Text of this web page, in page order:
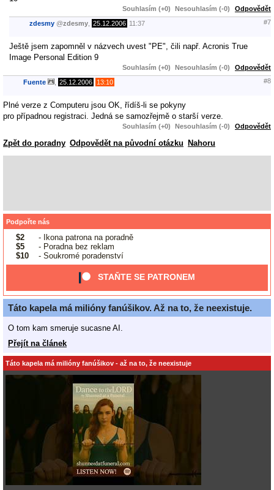
Souhlasím (+0) Nesouhlasím (-0) Odpovědět
zdesmy @zdesmy 25.12.2006 11:37 #7
Ještě jsem zapomněl v názvech uvest "PE", čili např. Acronis True
Image Personal Edition 9
Souhlasím (+0) Nesouhlasím (-0) Odpovědět
Fuente 25.12.2006 13:10 #8
Plné verze z Computeru jsou OK, řídíš-li se pokyny
pro případnou registraci. Jedná se samozřejmě o starší verze.
Souhlasím (+0) Nesouhlasím (-0) Odpovědět
Zpět do poradny Odpovědět na původní otázku Nahoru
Podpořte nás
$2
- Ikona patrona na poradně
$5
- Poradna bez reklam
$10
- Soukromé poradenství
STAŇTE SE PATRONEM
Táto kapela má milióny fanúšikov. Až na to, že neexistuje.
O tom kam smeruje sucasne AI.
Přejít na článek
Táto kapela má milióny fanúšikov - až na to, že neexistuje